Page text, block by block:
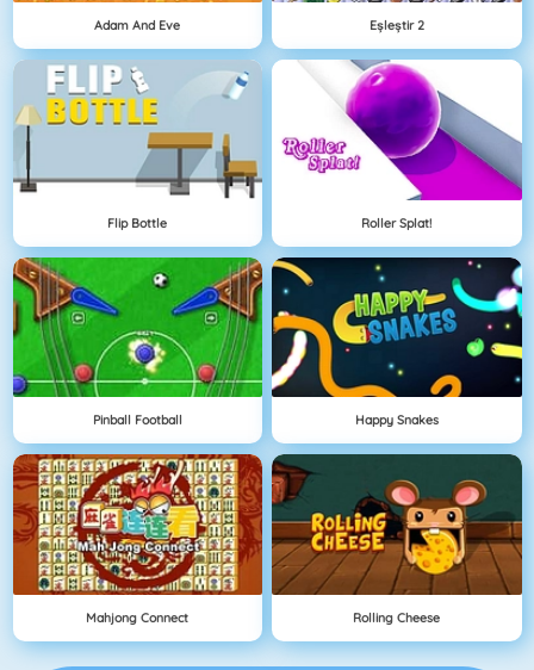
Adam And Eve Eşleştir 2
Flip Bottle Roller Splat!
Pinball Football Happy Snakes
Mahjong Connect Rolling Cheese